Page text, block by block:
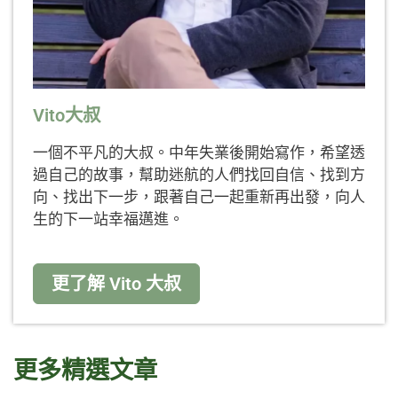
Vito大叔
一個不平凡的大叔。中年失業後開始寫作，希望透
過自己的故事，幫助迷航的人們找回自信、找到方
向、找出下一步，跟著自己一起重新再出發，向人
生的下一站幸福邁進。
更了解 Vito 大叔
更多精選文章